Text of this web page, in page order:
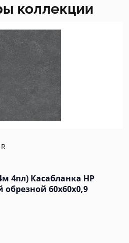
коллекции
4пл) Касабланка HP
60x60x0,9